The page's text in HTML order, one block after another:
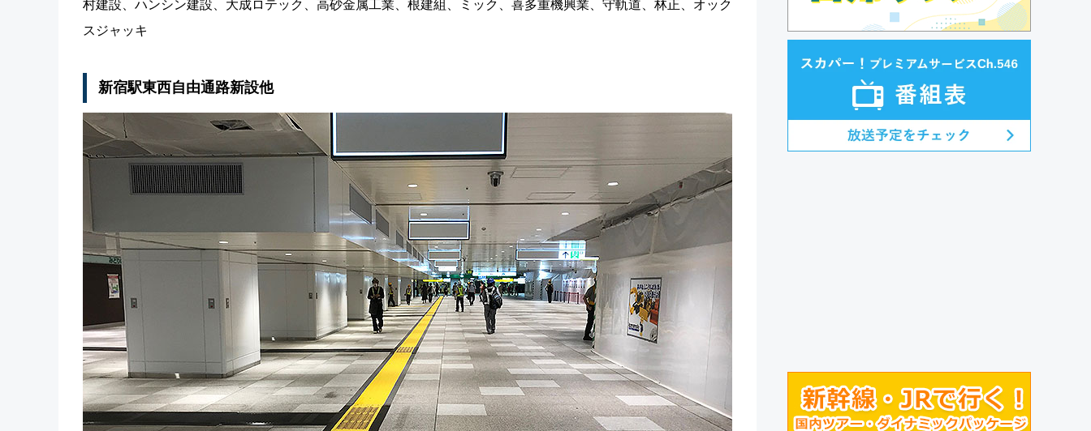
村建設、ハンシン建設、大成ロテック、高砂金属工業、根建組、ミック、喜多重機興業、守軌道、林正、オック
スジャッキ
新宿駅東西自由通路新設他